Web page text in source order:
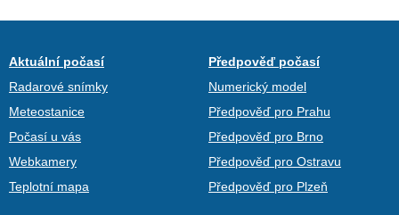
Aktuální počasí
Radarové snímky
Meteostanice
Počasí u vás
Webkamery
Teplotní mapa
Předpověď počasí
Numerický model
Předpověď pro Prahu
Předpověď pro Brno
Předpověď pro Ostravu
Předpověď pro Plzeň